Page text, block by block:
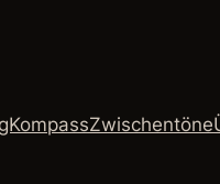
Zwischentöne